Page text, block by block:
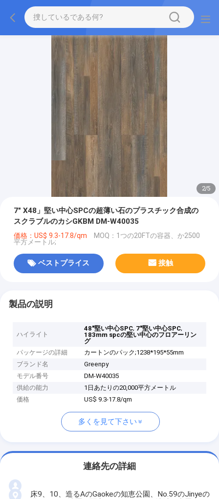
2/5
7" X48」堅い中心SPCの超薄い石のプラスチック合成の
スクラブルのカシGKBM DM-W40035
価格：US$ 9.3-17.8/qm MOQ：1つの20FTの容器、か2500
平方メートル;
ベストプライス 接触
製品の説明
ハイライト
48"堅い中心SPC, 7"堅い中心SPC,
183mm spcの堅い中心のフロアーリン
グ
パッケージの詳細
カートンのパック;1238*195*55mm
ブランド名
Greenpy
モデル番号
DM-W40035
供給の能力
1日あたりの20,000平方メートル
価格
US$ 9.3-17.8/qm
多くを見て下さい
連絡先の詳細
床9、10、造るAのGaokeの知恵公園、No.59のJinyeの